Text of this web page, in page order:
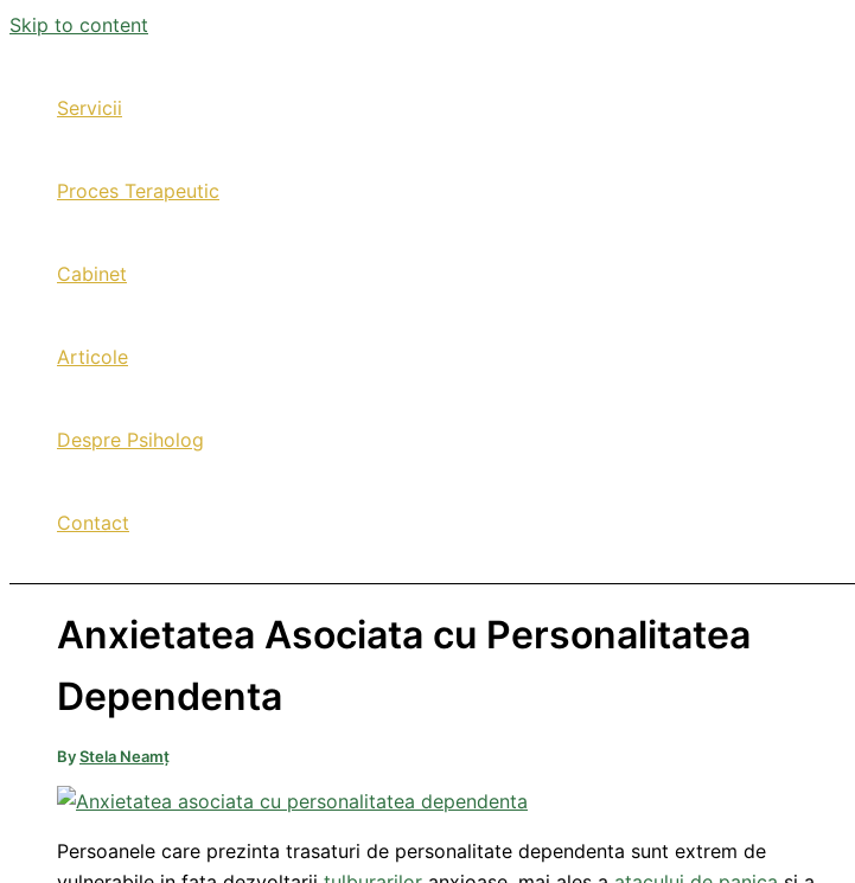
Skip to content
Servicii
Proces Terapeutic
Cabinet
Articole
Despre Psiholog
Contact
Anxietatea Asociata cu Personalitatea
Dependenta
ByStela Neamț
Persoanele care prezinta trasaturi de personalitate dependenta sunt extrem de